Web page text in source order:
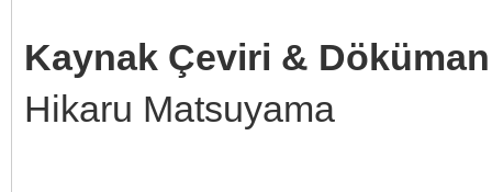
Kaynak Çeviri &
Hikaru Matsuyama